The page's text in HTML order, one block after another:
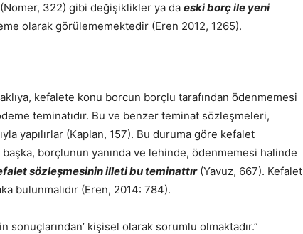
(Nomer, 322) gibi değişiklikler ya da eski borç ile yeni
olarak görülememektedir (Eren 2012, 1265).
kefalete konu borcun borçlu tarafından ödenmemesi
teminatıdır. Bu ve benzer teminat sözleşmeleri,
yapılırlar (Kaplan, 157). Bu duruma göre kefalet
borçlunun yanında ve lehinde, ödenmemesi halinde
sözleşmesinin illeti bu teminattır(Yavuz, 667). Kefalet
bulunmalıdır (Eren, 2014: 784).
sonuçlarından’ kişisel olarak sorumlu olmaktadır.”